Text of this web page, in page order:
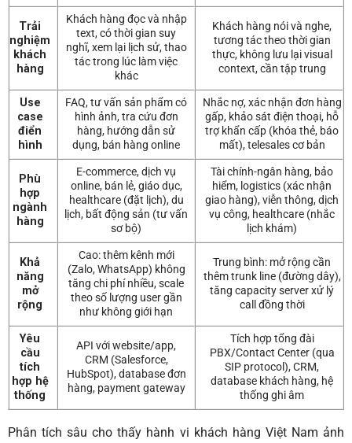
Trải
nghiệm
khách
hàng
Khách hàng đọc và nhập
text, có thời gian suy
nghĩ, xem lại lịch sử, thao
tác trong lúc làm việc
khác
Khách hàng nói và nghe,
tương tác theo thời gian
thực, không lưu lại visual
context, cần tập trung
Use
case
điển
hình
FAQ, tư vấn sản phẩm có
hình ảnh, tra cứu đơn
hàng, hướng dẫn sử
dụng, bán hàng online
Nhắc nợ, xác nhận đơn hàng
gấp, khảo sát điện thoại, hỗ
trợ khẩn cấp (khóa thẻ, báo
mất), telesales cơ bản
Phù
hợp
ngành
hàng
E-commerce, dịch vụ
online, bán lẻ, giáo dục,
healthcare (đặt lịch), du
lịch, bất động sản (tư vấn
sơ bộ)
Tài chính-ngân hàng, bảo
hiểm, logistics (xác nhận
giao hàng), viễn thông, dịch
vụ công, healthcare (nhắc
lịch khám)
Khả
năng
mở
rộng
Cao: thêm kênh mới
(Zalo, WhatsApp) không
tăng chi phí nhiều, scale
theo số lượng user gần
như không giới hạn
Trung bình: mở rộng cần
thêm trunk line (đường dây),
tăng capacity server xử lý
call đồng thời
Yêu
cầu
tích
hợp hệ
thống
API với website/app,
CRM (Salesforce,
HubSpot), database đơn
hàng, payment gateway
Tích hợp tổng đài
PBX/Contact Center (qua
SIP protocol), CRM,
database khách hàng, hệ
thống ghi âm
Phân tích sâu cho thấy hành vi khách hàng Việt Nam ảnh